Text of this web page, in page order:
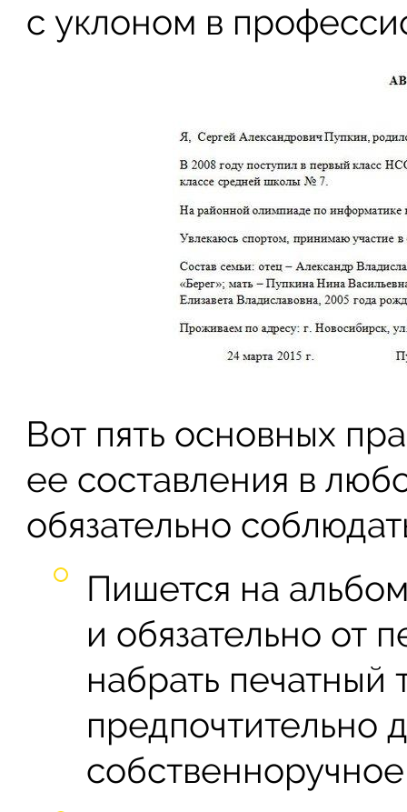
с уклоном в
Вот пять основных
ее составления в
обязательно
Пишется на
и обязательно от
набрать печатный
предпочтительно